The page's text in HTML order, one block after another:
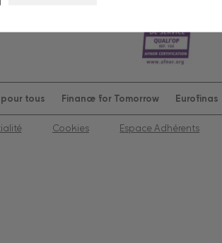
tous Finance for Tomorrow Eurofinas
Cookies Espace Adhérents